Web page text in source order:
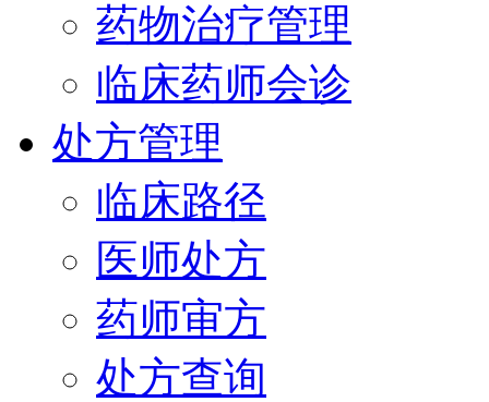
药物治疗管理
临床药师会诊
处方管理
临床路径
医师处方
药师审方
处方查询